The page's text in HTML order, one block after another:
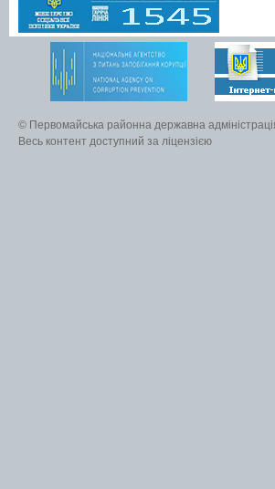
© Первомайська районна державна
Весь контент доступний за ліцензією